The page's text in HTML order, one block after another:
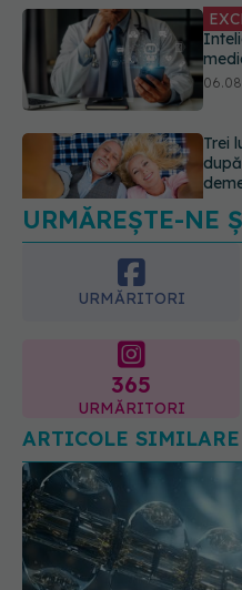
Trei
URMĂREȘTE-NE
URMĂRITORI
365
URMĂRITORI
ARTICOLE SIMILARE